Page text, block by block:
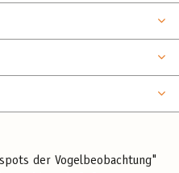
der Vogelbeobachtung"